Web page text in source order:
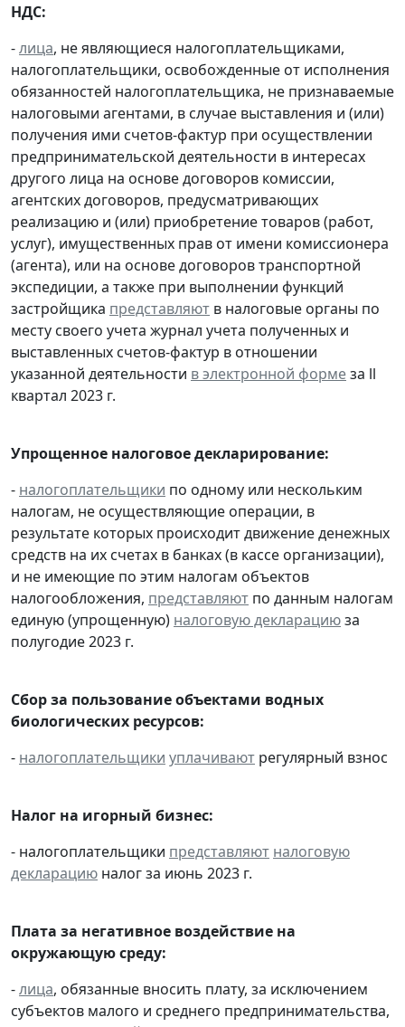
НДС:
-лица, не являющиеся налогоплательщиками,
налогоплательщики, освобожденные от исполнения
обязанностей налогоплательщика, не признаваемые
налоговыми агентами, в случае выставления и (или)
получения ими счетов-фактур при осуществлении
предпринимательской деятельности в интересах
другого лица на основе договоров комиссии,
агентских договоров, предусматривающих
реализацию и (или) приобретение товаров (работ,
услуг), имущественных прав от имени комиссионера
(агента), или на основе договоров транспортной
экспедиции, а также при выполнении функций
застройщика представляют в налоговые органы по
месту своего учета журнал учета полученных и
выставленных счетов-фактур в отношении
указанной деятельности в электронной формеза ll
квартал 2023 г.
Упрощенное налоговое декларирование:
- налогоплательщики по одному или нескольким
налогам, не осуществляющие операции, в
результате которых происходит движение денежных
средств на их счетах в банках (в кассе организации),
и не имеющие по этим налогам объектов
налогообложения, представляют по данным налогам
единую (упрощенную) налоговую декларациюза
полугодие 2023 г.
Сбор за пользование объектами водных
биологических ресурсов:
- налогоплательщики уплачивают регулярный взнос
Налог на игорный бизнес:
- налогоплательщики представляют налоговую
декларацию налог за июнь 2023 г.
Плата за негативное воздействие на
окружающую среду:
-лица, обязанные вносить плату, за исключением
субъектов малого и среднего предпринимательства,